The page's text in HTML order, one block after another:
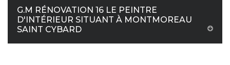
G.M RÉNOVATION 16 LE PEINTRE
D'INTÉRIEUR SITUANT À MONTMOREAU
SAINT CYBARD